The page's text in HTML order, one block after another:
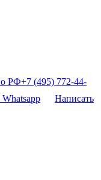
РФ+7 (495) 772-44-
Написать